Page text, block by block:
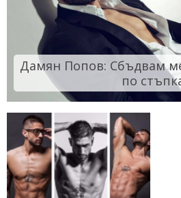
Дамян Попов: Сбъдвам
по